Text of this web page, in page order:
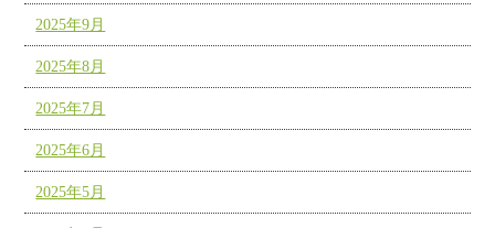
2025年9月
2025年8月
2025年7月
2025年6月
2025年5月